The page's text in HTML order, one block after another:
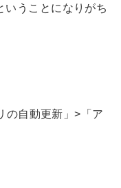
いうことになりがち
の自動更新」>「ア